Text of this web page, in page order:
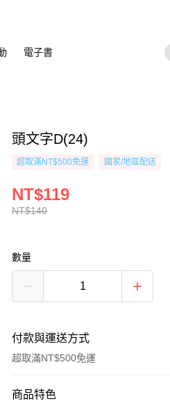
電子書
頭文字D(24)
超取滿NT$500免運 國家/地區配送
NT$140
NT$119
數量
付款與運送方式
超取滿NT$500免運
付款方式
商品特色